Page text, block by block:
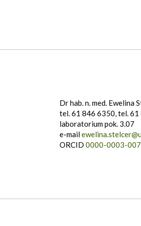
Dr hab. n. med. Ewelina
tel. 61 846 6350, tel.
laboratorium pok. 3.07
e-mail
ORCID 0000-0003-